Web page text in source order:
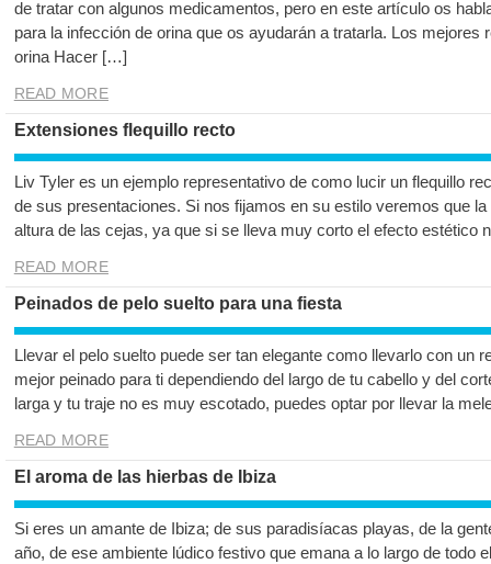
de tratar con algunos medicamentos, pero en este artículo os
para la infección de orina que os ayudarán a tratarla. Los
orina Hacer […]
READ MORE
Extensiones flequillo recto
Liv Tyler es un ejemplo representativo de como lucir un flequillo
de sus presentaciones. Si nos fijamos en su estilo veremos que
altura de las cejas, ya que si se lleva muy corto el efecto estético
READ MORE
Peinados de pelo suelto para una fiesta
Llevar el pelo suelto puede ser tan elegante como llevarlo con un
mejor peinado para ti dependiendo del largo de tu cabello y del
larga y tu traje no es muy escotado, puedes optar por llevar la
READ MORE
El aroma de las hierbas de Ibiza
Si eres un amante de Ibiza; de sus paradisíacas playas, de la
año, de ese ambiente lúdico festivo que emana a lo largo de todo